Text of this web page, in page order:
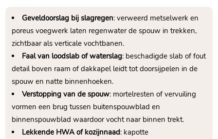
Geveldoorslag bij slagregen: verweerd metselwerk en
poreus voegwerk laten regenwater de spouw in trekken,
zichtbaar als verticale vochtbanen.​
Faal van loodslab of waterslag: beschadigde slab of fout
detail boven raam of dakkapel leidt tot doorsijpelen in de
spouw en natte binnenhoeken.​
Verstopping van de spouw: mortelresten of vervuiling
vormen een brug tussen buitenspouwblad en
binnenspouwblad waardoor vocht naar binnen trekt.​
Lekkende HWA of kozijnnaad: kapotte